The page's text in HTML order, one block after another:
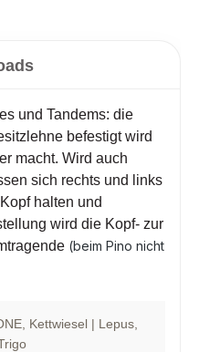
und Tandems: die
befestigt wird
macht. Wird auch
sich rechts und links
halten und
wird die Kopf- zur
(beim Pino nicht
, Kettwiesel | Lepus
Trigo